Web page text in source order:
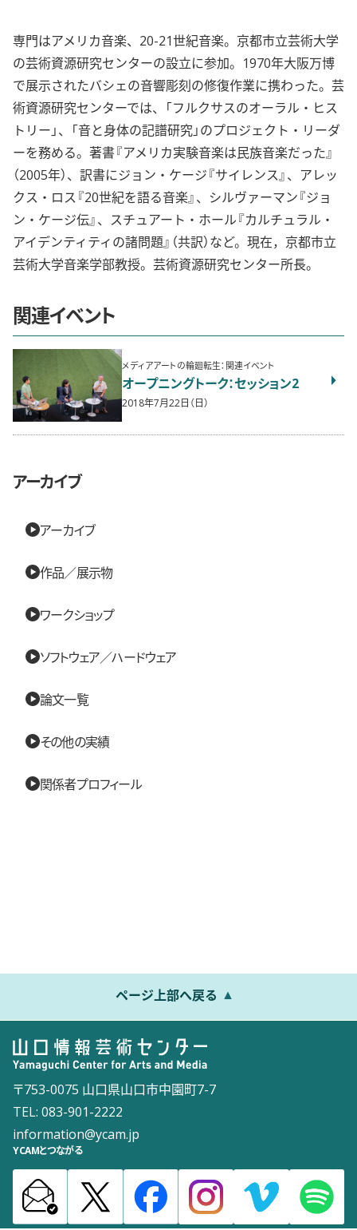
専門はアメリカ音楽、20-21世紀音楽。京都市立芸術大学
の芸術資源研究センターの設立に参加。1970年大阪万博
で展示されたバシェの音響彫刻の修復作業に携わった。芸
術資源研究センターでは、「フルクサスのオーラル・ヒス
トリー」、「音と身体の記譜研究」のプロジェクト・リーダ
ーを務める。著書『アメリカ実験音楽は民族音楽だった』
（2005年）、訳書にジョン・ケージ『サイレンス』、アレッ
クス・ロス『20世紀を語る音楽』、シルヴァーマン『ジョ
ン・ケージ伝』、スチュアート・ホール『カルチュラル・
アイデンティティの諸問題』（共訳）など。現在，京都市立
芸術大学音楽学部教授。芸術資源研究センター所長。
関連イベント
メディアアートの輪廻転生：関連イベント
オープニングトーク：セッション2
2018年7月22日（日）
アーカイブ
アーカイブ
作品／展示物
ワークショップ
ソフトウェア／ハードウェア
論文一覧
その他の実績
関係者プロフィール
ページ上部へ戻る
〒753-0075 山口県山口市中園町7-7
TEL: 083-901-2222
information@ycam.jp
YCAMとつながる